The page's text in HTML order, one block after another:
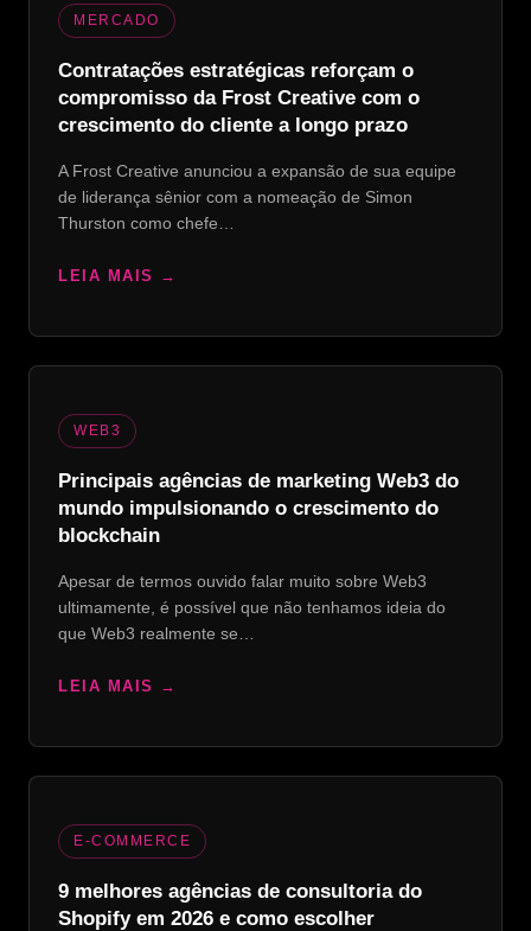
MERCADO
Contratações estratégicas reforçam o
compromisso da Frost Creative com o
crescimento do cliente a longo prazo
A Frost Creative anunciou a expansão de sua equipe
de liderança sênior com a nomeação de Simon
Thurston como chefe…
LEIA MAIS
WEB3
Principais agências de marketing Web3 do
mundo impulsionando o crescimento do
blockchain
Apesar de termos ouvido falar muito sobre Web3
ultimamente, é possível que não tenhamos ideia do
que Web3 realmente se…
LEIA MAIS
E-COMMERCE
9 melhores agências de consultoria do
Shopify em 2026 e como escolher